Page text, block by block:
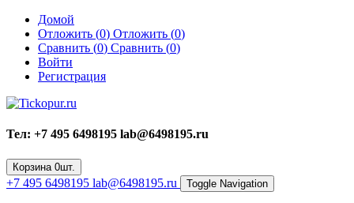
Домой
Отложить (0) Отложить (0)
Сравнить (0) Сравнить (0)
Войти
Регистрация
Тел: +7 495 6498195 lab@6498195.ru
Корзина 0шт.
+7 495 6498195 lab@6498195.ru Toggle Navigation